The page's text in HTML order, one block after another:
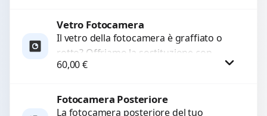
qualità...
Procedi
Vetro Fotocamera
Il vetro della fotocamera è graffiato o
rotto? Offriamo la sostituzione con
ricambi di alta qualità garantiti per 3
60,00€
Procedi
Fotocamera Posteriore
La fotocamera posteriore del tuo